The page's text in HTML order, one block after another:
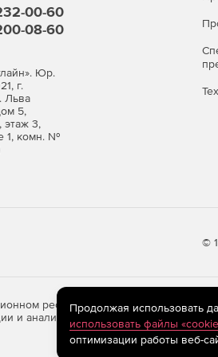
защищаемых пользователей.
продукт Dr.Web Mail Security Suite
Security Suite. В последнем
Security Suite.
+ Центр управления
+ Антиспам + Центр управления
Mail SecuritySuite доступен в
00-60
08-60
Юр.
г.
Льва
5,
этаж 3,
1, комн. №
©
ресурсе store.softline.ru
и анализа сведений, относящихся к
Продолжая использовать
использовать файлы
оптимизации работы веб-